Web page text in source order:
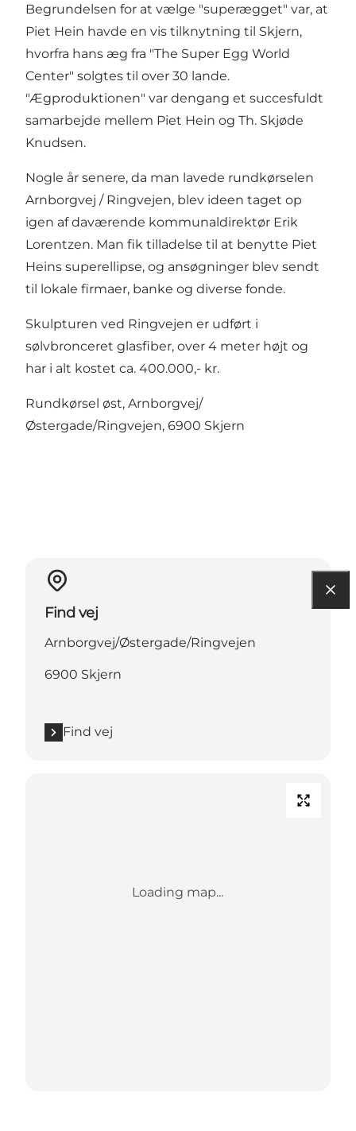
Begrundelsen for at vælge "superægget" var, at
Piet Hein havde en vis tilknytning til Skjern,
hvorfra hans æg fra "The Super Egg World
Center" solgtes til over 30 lande.
"Ægproduktionen" var dengang et succesfuldt
samarbejde mellem Piet Hein og Th. Skjøde
Knudsen.
Nogle år senere, da man lavede rundkørselen
Arnborgvej / Ringvejen, blev ideen taget op
igen af daværende kommunaldirektør Erik
Lorentzen. Man fik tilladelse til at benytte Piet
Heins superellipse, og ansøgninger blev sendt
til lokale firmaer, banke og diverse fonde.
Skulpturen ved Ringvejen er udført i
sølvbronceret glasfiber, over 4 meter højt og
har i alt kostet ca. 400.000,- kr.
Rundkørsel øst, Arnborgvej/
Østergade/Ringvejen, 6900 Skjern
Find vej
Arnborgvej/Østergade/Ringvejen
6900 Skjern
Find vej
Loading map...